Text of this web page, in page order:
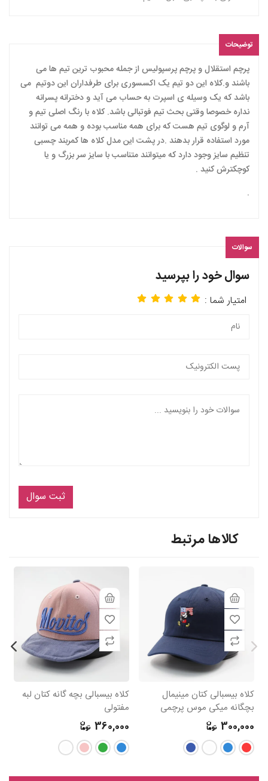
توضیحات
پرچم استقلال و پرچم پرسپولیس از جمله محبوب ترین تیم ها می
باشند و.کلاه این دو تیم یک اکسسوری برای طرفداران این دوتیم می
باشد که یک وسیله ی اسپرت به حساب می آید و دخترانه پسرانه
نداره خصوصا وقتی بحث تیم فوتبالی باشد. کلاه با رنگ اصلی تیم و
آرم و لوگوی تیم هست که برای همه مناسب بوده و همه می توانند
مورد استفاده قرار بدهند .در پشت این مدل کلاه ها کمربند چسبی
تنظیم سایز وجود دارد که میتوانند متناسب با سایز سر بزرگ و یا
کوچکترش کنید .
.
سوالات
سوال خود را بپرسید
امتیار شما :
ثبت سوال
کالاها مرتبط
کلاه بیسبالی کتان مینیمال
بچگانه میکی موس پرچمی
DISNEY
300,000
کلاه بیسبالی بچه گانه کتان لبه
مفتولی
360,000